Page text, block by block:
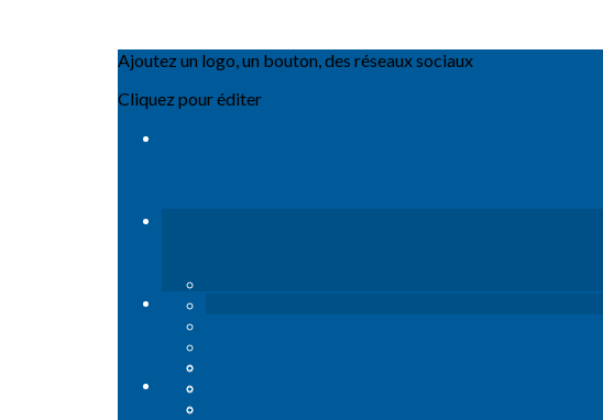
Ajoutez un logo, un bouton, des réseaux sociaux
Cliquez pour éditer